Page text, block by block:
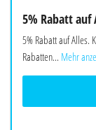
5% Rabatt auf
5% Rabatt auf Alles.
Rabatten... Mehr